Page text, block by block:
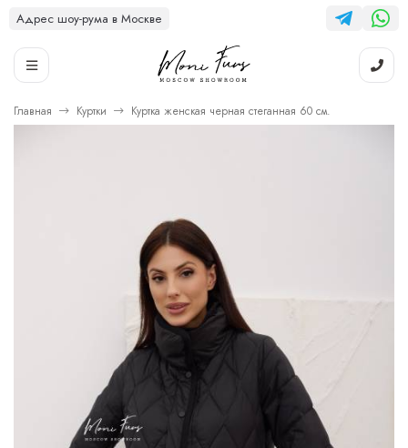
Адрес шоу-рума в Москве
Главная Куртки Куртка женская черная стеганная 60 см.